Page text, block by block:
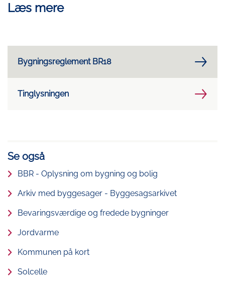
Læs mere
Bygningsreglement BR18
Tinglysningen
Se også
BBR - Oplysning om bygning og bolig
Arkiv med byggesager - Byggesagsarkivet
Bevaringsværdige og fredede bygninger
Jordvarme
Kommunen på kort
Solcelle